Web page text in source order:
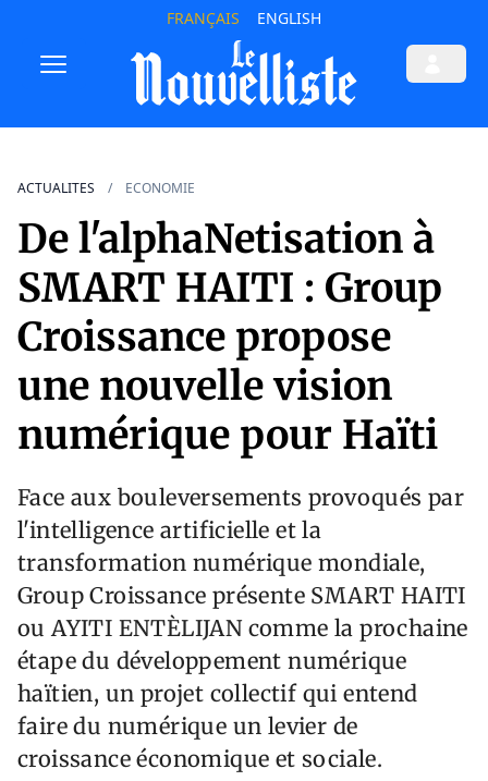
FRANÇAIS ENGLISH
ACTUALITES ECONOMIE
De l'alphaNetisation à
SMART HAITI : Group
Croissance propose
une nouvelle vision
numérique pour Haïti
Face aux bouleversements provoqués par
l'intelligence artificielle et la
transformation numérique mondiale,
Group Croissance présente SMART HAITI
ou AYITI ENTÈLIJAN comme la prochaine
étape du développement numérique
haïtien, un projet collectif qui entend
faire du numérique un levier de
croissance économique et sociale.